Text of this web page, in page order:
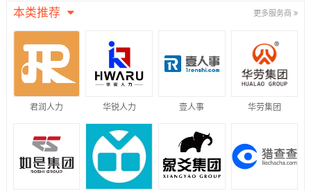
本类推荐 更多服务商
君润人力 华锐人力 壹人事 华劳集团